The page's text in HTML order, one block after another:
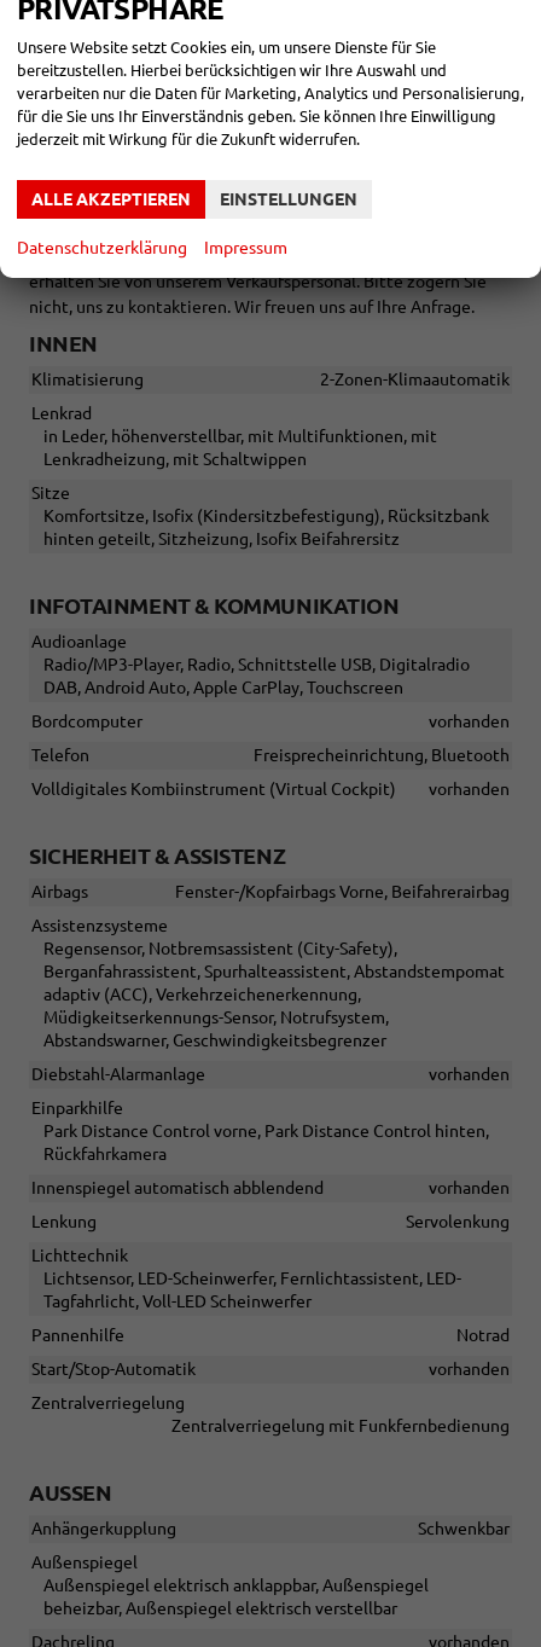
Tageszulassung vor Auslieferung
Zwischenverkauf und Irrtümer für dieses Angebot sind
lediglich der allgemeinen Identifizierung des Fahrzeuges und
stellt keine Gewährleistung im kaufrechtlichen Sinne dar. Die
Umfang abweichen. Den genauen Ausstattungsumfang
erhalten Sie von unserem Verkaufspersonal. Bitte zögern Sie
nicht, uns zu kontaktieren. Wir freuen uns auf Ihre Anfrage.
INNEN
Klimatisierung
2-Zonen-Klimaautomatik
Lenkrad
in Leder, höhenverstellbar, mit Multifunktionen, mit
Lenkradheizung, mit Schaltwippen
Sitze
Komfortsitze, Isofix (Kindersitzbefestigung), Rücksitzbank
hinten geteilt, Sitzheizung, Isofix Beifahrersitz
INFOTAINMENT & KOMMUNIKATION
Audioanlage
Radio/MP3-Player, Radio, Schnittstelle USB, Digitalradio
DAB, Android Auto, Apple CarPlay, Touchscreen
Bordcomputer
vorhanden
Telefon
Freisprecheinrichtung, Bluetooth
Volldigitales Kombiinstrument (Virtual Cockpit)
vorhanden
SICHERHEIT & ASSISTENZ
Airbags
Fenster-/Kopfairbags Vorne, Beifahrerairbag
Assistenzsysteme
Regensensor, Notbremsassistent (City-Safety),
Berganfahrassistent, Spurhalteassistent, Abstandstempomat
adaptiv (ACC), Verkehrzeichenerkennung,
Müdigkeitserkennungs-Sensor, Notrufsystem,
Abstandswarner, Geschwindigkeitsbegrenzer
Diebstahl-Alarmanlage
vorhanden
Einparkhilfe
Park Distance Control vorne, Park Distance Control hinten,
Rückfahrkamera
Innenspiegel automatisch abblendend
vorhanden
Lenkung
Servolenkung
Lichttechnik
Lichtsensor, LED-Scheinwerfer, Fernlichtassistent, LED-
Tagfahrlicht, Voll-LED Scheinwerfer
Pannenhilfe
Notrad
Start/Stop-Automatik
vorhanden
Zentralverriegelung
Zentralverriegelung mit Funkfernbedienung
AUSSEN
Anhängerkupplung
Schwenkbar
Außenspiegel
Außenspiegel elektrisch anklappbar, Außenspiegel
beheizbar, Außenspiegel elektrisch verstellbar
Dachreling
vorhanden
PRIVATSPHÄRE
Unsere Website setzt Cookies ein, um unsere Dienste für Sie
bereitzustellen. Hierbei berücksichtigen wir Ihre Auswahl und
verarbeiten nur die Daten für Marketing, Analytics und Personalisierung,
für die Sie uns Ihr Einverständnis geben. Sie können Ihre Einwilligung
jederzeit mit Wirkung für die Zukunft widerrufen.
ALLE AKZEPTIEREN EINSTELLUNGEN
Datenschutzerklärung Impressum